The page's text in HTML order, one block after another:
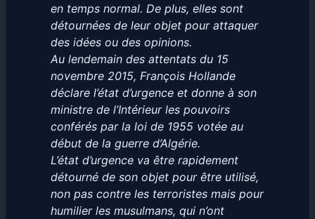
en temps normal. De plus, elles sont
détournées de leur objet pour attaquer
des idées ou des opinions.
Au lendemain des attentats du 15
novembre 2015, François Hollande
déclare l’état d’urgence et donne à son
ministre de l’Intérieur les pouvoirs
conférés par la loi de 1955 votée au
début de la guerre d’Algérie.
L’état d’urgence va être rapidement
détourné de son objet pour être utilisé,
non pas contre les terroristes mais pour
humilier les musulmans, qui n’ont